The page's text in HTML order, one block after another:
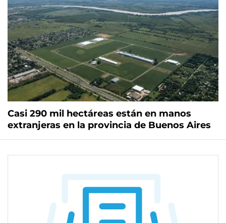
Casi 290 mil hectáreas están en manos
extranjeras en la provincia de Buenos Aires